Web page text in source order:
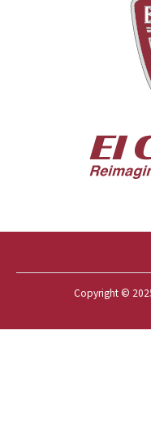
56 BUICK SPECIAL *
56 CHEVY BEL-AIR *
56 CHEVY BEL-AIR
57 CHEVY BEL-AIR
57 CHEVY NOMAD
59 CADILLAC
59 CHEVY APACHE
Copyright ©